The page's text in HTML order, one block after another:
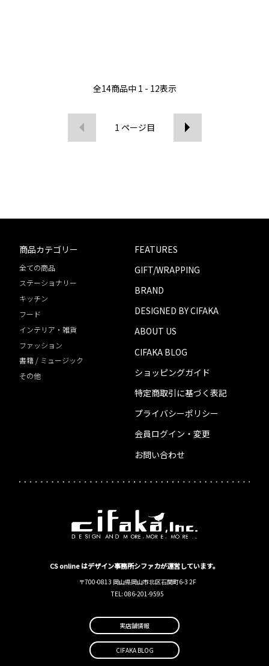
全14商品中 1 - 12表示
1 ページ目
商品カテゴリー
全ての商品
ステーショナリー
キッチン
フード
インテリア・雑貨
ファッション
書籍 / ミュージック
その他
FEATURES
GIFT/WRAPPING
BRAND
DESIGNED BY CIFAKA
ABOUT US
CIFAKA BLOG
ショッピングガイド
特定商取引に基づく表記
プライバシーポリシー
会員ログイン・変更
お問い合わせ
CS online はデザイン事務所シファカが運営しています。
〒700-0813 岡山県岡山市北区石関町6-3 2F
TEL: 086-201-9595
実店舗情報
CIFAKA BLOG